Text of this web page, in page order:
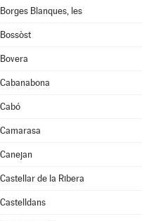
Borges Blanques, les
Bossòst
Bovera
Cabanabona
Cabó
Camarasa
Canejan
Castellar de la Ribera
Castelldans